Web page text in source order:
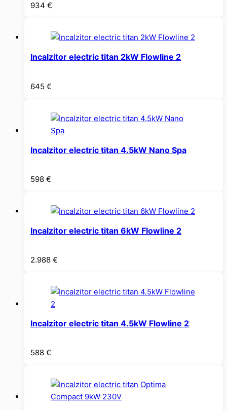
934 €
Incalzitor electric titan 2kW Flowline 2
645 €
Incalzitor electric titan 4.5kW Nano Spa
598 €
Incalzitor electric titan 6kW Flowline 2
2.988 €
Incalzitor electric titan 4.5kW Flowline 2
588 €